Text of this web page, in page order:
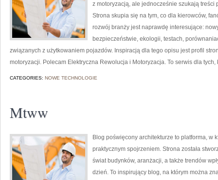
z motoryzacją, ale jednocześnie szukają treści
Strona skupia się na tym, co dla kierowców,
rozwój branży jest naprawdę interesujące:
bezpieczeństwie, ekologii, testach,
związanych z użytkowaniem pojazdów. Inspiracją dla tego opisu jest profil
motoryzacji. Polecam Elektryczna Rewolucja i Motoryzacja. To serwis dla
CATEGORIES: NOWE TECHNOLOGIE
Mtww
Blog poświęcony architekturze to platforma, w
praktycznym spojrzeniem. Strona została
świat budynków, aranżacji, a także trendów
dzień. To inspirujący blog, na którym można